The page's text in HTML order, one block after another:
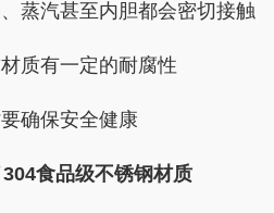
蒸汽甚至内胆都会密切接触
质有一定的耐腐性
确保安全健康
304食品级不锈钢材质